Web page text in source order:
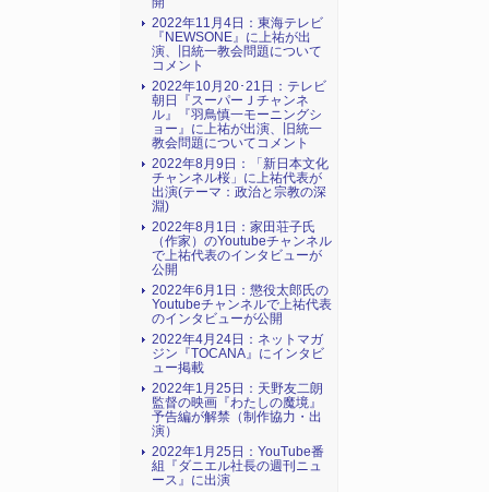
2022年11月4日：東海テレビ
『NEWSONE』に上祐が出
演、旧統一教会問題について
コメント
2022年10月20･21日：テレビ
朝日『スーパーＪチャンネ
ル』『羽鳥慎一モーニングシ
ョー』に上祐が出演、旧統一
教会問題についてコメント
2022年8月9日：「新日本文化
チャンネル桜」に上祐代表が
出演(テーマ：政治と宗教の深
淵)
2022年8月1日：家田荘子氏
（作家）のYoutubeチャンネル
で上祐代表のインタビューが
公開
2022年6月1日：懲役太郎氏の
Youtubeチャンネルで上祐代表
のインタビューが公開
2022年4月24日：ネットマガ
ジン『TOCANA』にインタビ
ュー掲載
2022年1月25日：天野友二朗
監督の映画『わたしの魔境』
予告編が解禁（制作協力・出
演）
2022年1月25日：YouTube番
組『ダニエル社長の週刊ニュ
ース』に出演